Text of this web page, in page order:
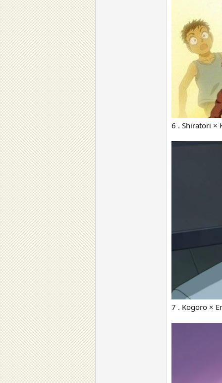
6 . Shiratori ×
7 . Kogoro ×